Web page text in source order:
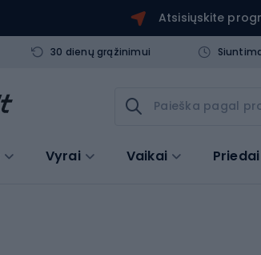
Atsisiųskite
30 dienų grąžinimui
Vyrai Vaikai Priedai